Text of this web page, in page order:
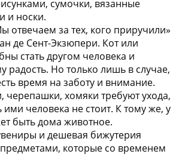
сумочки, вязанные
и носки.
отвечаем за тех, кого приручили»
де Сент-Экзюпери. Кот или
стать другом человека и
радость. Но только лишь в случае,
время на заботу и внимание.
черепашки, хомяки требуют ухода,
человека не стоит. К тому же, у
быть дома животное.
и дешевая бижутерия
которые со временем